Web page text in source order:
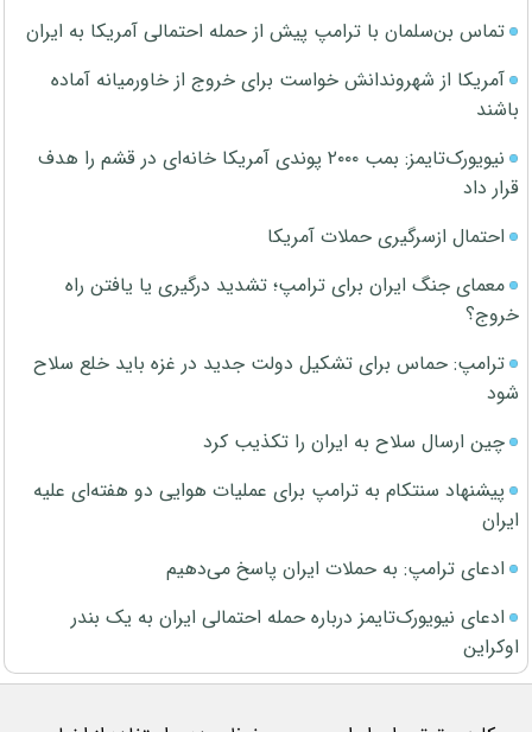
تماس بن‌سلمان با ترامپ پیش از حمله احتمالی آمریکا به ایران
آمریکا از شهروندانش خواست برای خروج از خاورمیانه آماده
باشند
نیویورک‌تایمز: بمب ۲۰۰۰ پوندی آمریکا خانه‌ای در قشم را هدف
قرار داد
احتمال ازسرگیری حملات آمریکا
معمای جنگ ایران برای ترامپ؛ تشدید درگیری یا یافتن راه
خروج؟
ترامپ: حماس برای تشکیل دولت جدید در غزه باید خلع سلاح
شود
چین ارسال سلاح به ایران را تکذیب کرد
پیشنهاد سنتکام به ترامپ برای عملیات هوایی دو هفته‌ای علیه
ایران
ادعای ترامپ: به حملات ایران پاسخ می‌دهیم
ادعای نیویورک‌تایمز درباره حمله احتمالی ایران به یک بندر
اوکراین